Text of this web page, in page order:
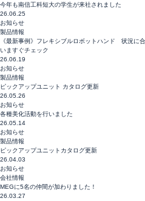
プライバシーポリシー
今年も南信工科短大の学生が来社されました
26.06.25
お知らせ
製品情報
《最新事例》フレキシブルロボットハンド 状況に
いますぐチェック
26.06.19
お知らせ
製品情報
ピックアップユニット カタログ更新
26.05.26
お知らせ
各種美化活動を行いました
26.05.14
お知らせ
製品情報
ピックアップユニットカタログ更新
26.04.03
お知らせ
会社情報
MEGに5名の仲間が加わりました！
26.03.27